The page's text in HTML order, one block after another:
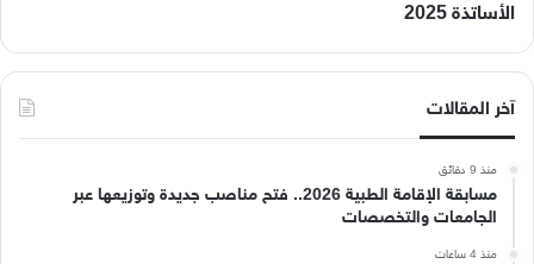
الأساتذة 2025
آخر المقالات
منذ 9 دقائق
مسابقة الإقامة الطبية 2026.. فتح مناصب جديدة وتوزيعها عبر
الجامعات والتخصصات
منذ 4 ساعات